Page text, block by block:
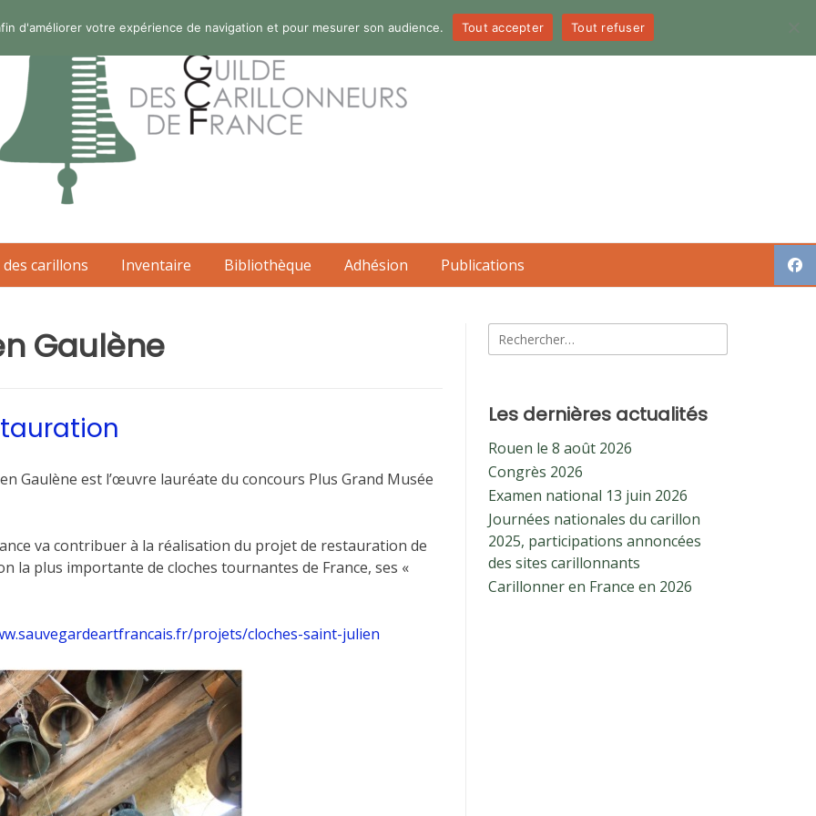
des carillons Inventaire Bibliothèque Adhésion Publications
Gaulène
Gaulène est l’œuvre lauréate du concours Plus Grand Musée
va contribuer à la réalisation du projet de restauration de
la plus importante de cloches tournantes de France, ses «
projets/cloches-saint-julien
Rechercher :
Les dernières actualités
Rouen le 8 août 2026
Congrès 2026
Examen national 13 juin 2026
Journées nationales du carillon
2025, participations annoncées
des sites carillonnants
Carillonner en France en 2026
d'améliorer votre expérience de navigation et pour mesurer son audience. Tout accepter Tout refuser